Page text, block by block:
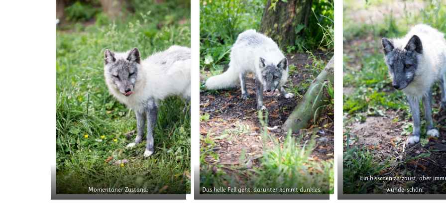
Momentaner Zustand: Das helle Fell geht, darunter kommt dunkles.
Ein bisschen zerzaust, aber
wunderschön!